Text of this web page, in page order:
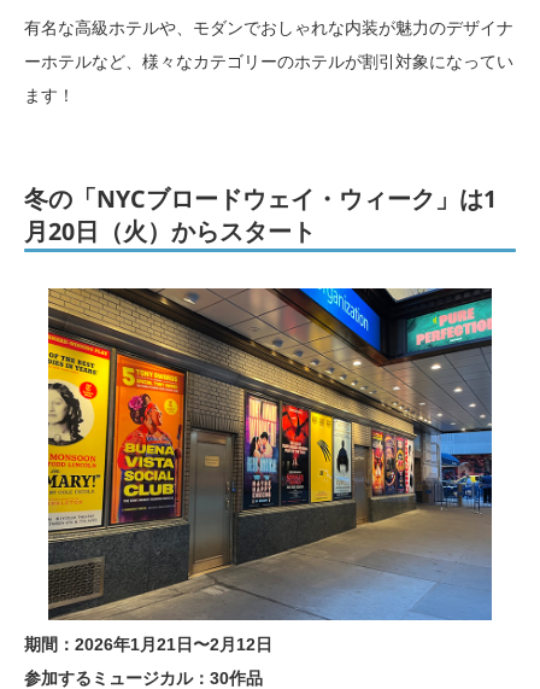
有名な高級ホテルや、モダンでおしゃれな内装が魅力のデザイナ
ーホテルなど、様々なカテゴリーのホテルが割引対象になってい
ます！
冬の「NYCブロードウェイ・ウィーク」は1
月20日（火）からスタート
期間：2026年1月21日〜2月12日
参加するミュージカル：30作品